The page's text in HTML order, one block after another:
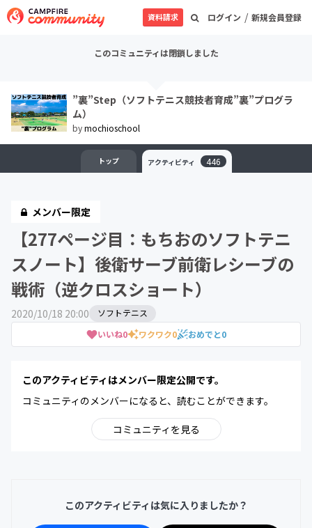
ログイン / 新規会員登録
資料請求
このコミュニティは閉鎖しました
”裏”Step（ソフトテニス競技者育成”裏”プログラ
ム）
bymochioschool
トップ アクティビティ 446
メンバー限定
【277ページ目：もちおのソフトテニ
スノート】後衛サーブ前衛レシーブの
戦術（逆クロスショート）
2020/10/18 20:00
いいね0 ワクワク0 おめでと0
ソフトテニス
このアクティビティはメンバー限定公開です。
コミュニティのメンバーになると、読むことができます。
コミュニティを見る
このアクティビティは気に入りましたか？